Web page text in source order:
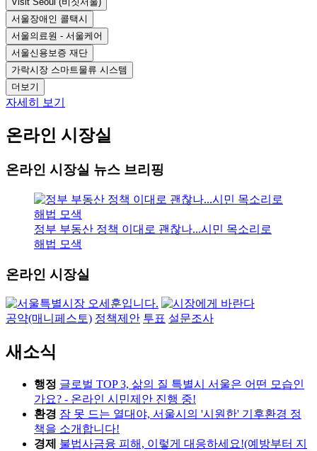
서울장애인 콜택시
서울의료원 - 서울케어
서울신용보증 재단
가락시장 스마트물류 시스템
더보기
자세히 보기
온라인 시장실
온라인 시장실 뉴스 브리핑
정부 부동산 정책 이대로 괜찮나...시민 목소리로
해법 모색
온라인 시장실
공약(매니페스토) 정책제안 투표 설문조사
새소식
행정 글로벌 TOP 3, 삶의 질 특별시 서울은 어떤 모습인
가요? - 온라인 시민제안 진행 중!
환경 잠 못 드는 열대야, 서울시의 '시원한' 기후환경 정
책을 소개합니다!
경제
불법사금융 피해, 이렇게 대응하세요!(예방부터 지